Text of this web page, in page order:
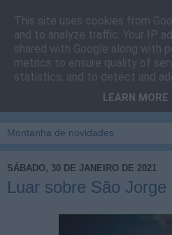
Cais do Pico
Blog sobre um pouco de tudo
vila e ao concelho de São
SÁBADO, 30 DE JANEIRO DE 2021
Luar sobre São Jorge
This site uses cookies from
and to analyze traffic. Your IP
shared with Google along with
metrics to ensure quality of
statistics, and to detect and
LEARN MORE